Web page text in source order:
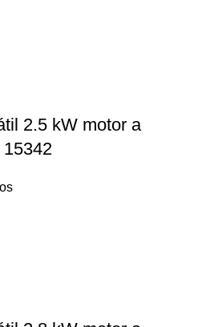
2.5 kW motor a
15342